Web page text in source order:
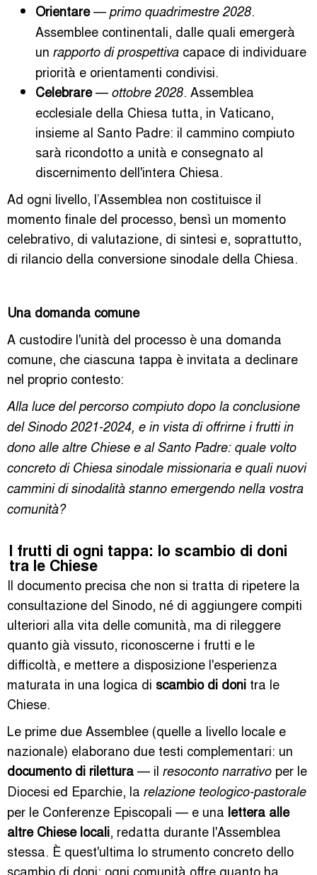
Orientare— primo quadrimestre 2028.
Assemblee continentali, dalle quali emergerà
un rapporto di prospettiva capace di individuare
priorità e orientamenti condivisi.
Celebrare— ottobre 2028. Assemblea
ecclesiale della Chiesa tutta, in Vaticano,
insieme al Santo Padre: il cammino compiuto
sarà ricondotto a unità e consegnato al
discernimento dell'intera Chiesa.
Ad ogni livello, l’Assemblea non costituisce il
momento finale del processo, bensì un momento
celebrativo, di valutazione, di sintesi e, soprattutto,
di rilancio della conversione sinodale della Chiesa.
Una domanda comune
A custodire l'unità del processo è una domanda
comune, che ciascuna tappa è invitata a declinare
nel proprio contesto:
Alla luce del percorso compiuto dopo la conclusione
del Sinodo 2021-2024, e in vista di offrirne i frutti in
dono alle altre Chiese e al Santo Padre: quale volto
concreto di Chiesa sinodale missionaria e quali nuovi
cammini di sinodalità stanno emergendo nella vostra
comunità?
I frutti di ogni tappa: lo scambio di doni
tra le Chiese
Il documento precisa che non si tratta di ripetere la
consultazione del Sinodo, né di aggiungere compiti
ulteriori alla vita delle comunità, ma di rileggere
quanto già vissuto, riconoscerne i frutti e le
difficoltà, e mettere a disposizione l'esperienza
maturata in una logica di scambio di doni tra le
Chiese.
Le prime due Assemblee (quelle a livello locale e
nazionale) elaborano due testi complementari: un
documento di rilettura— il resoconto narrativo per le
Diocesi ed Eparchie, la relazione teologico-pastorale
per le Conferenze Episcopali — e una lettera alle
altre Chiese locali, redatta durante l'Assemblea
stessa. È quest'ultima lo strumento concreto dello
scambio di doni: ogni comunità offre quanto ha